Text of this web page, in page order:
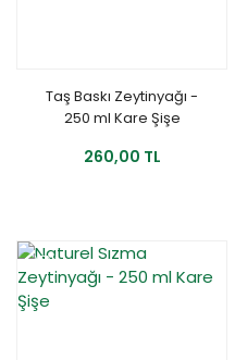
Taş Baskı Zeytinyağı -
250 ml Kare Şişe
260,00 TL
YENİ